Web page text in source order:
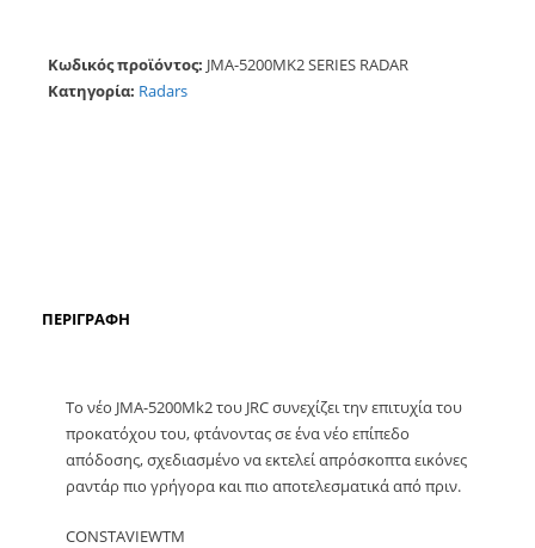
Κωδικός προϊόντος: JMA-5200MK2 SERIES RADAR
Κατηγορία: Radars
ΠΕΡΙΓΡΑΦΉ
Το νέο JMA-5200Mk2 του JRC συνεχίζει την επιτυχία του
προκατόχου του, φτάνοντας σε ένα νέο επίπεδο
απόδοσης, σχεδιασμένο να εκτελεί απρόσκοπτα εικόνες
ραντάρ πιο γρήγορα και πιο αποτελεσματικά από πριν.
CONSTAVIEWTM